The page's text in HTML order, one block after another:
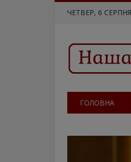
ЧЕТВЕР, 6
ГОЛОВНА